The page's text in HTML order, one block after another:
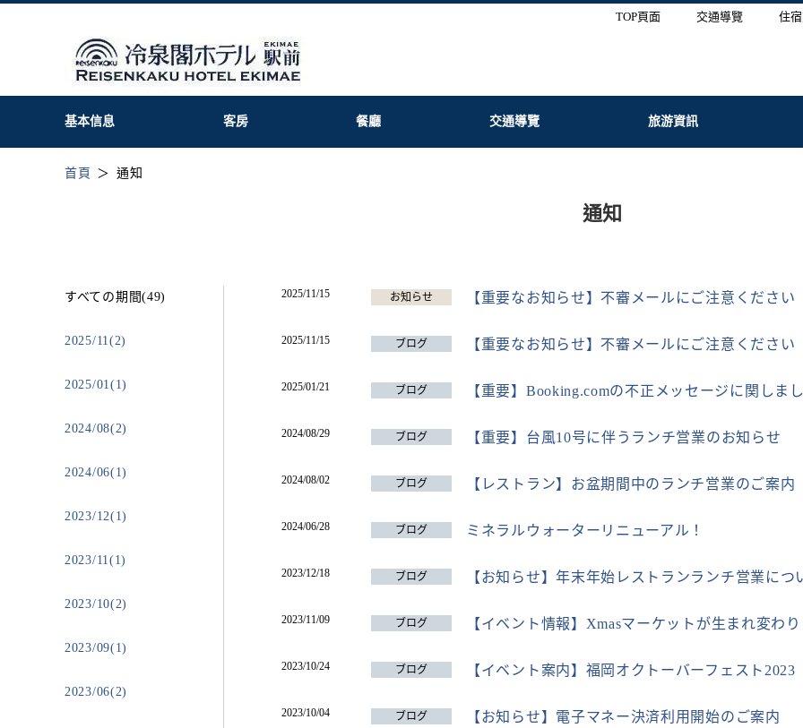
TOP頁面 交通導覽 住
基本信息 客房 餐廳 交通導覽 旅游資訊
首頁 通知
通知
すべての期間(49)
2025/11(2)
2025/01(1)
2024/08(2)
2024/06(1)
2023/12(1)
2023/11(1)
2023/10(2)
2023/09(1)
2023/06(2)
2025/11/15 お知らせ 【重要なお知らせ】不審メールにご注意ください
2025/11/15 ブログ 【重要なお知らせ】不審メールにご注意ください
2025/01/21 ブログ 【重要】Booking.comの不正メッセージに関しま
2024/08/29 ブログ 【重要】台風10号に伴うランチ営業のお知らせ
2024/08/02 ブログ 【レストラン】お盆期間中のランチ営業のご案内
2024/06/28 ブログ ミネラルウォーターリニューアル！
2023/12/18 ブログ 【お知らせ】年末年始レストランランチ営業につ
2023/11/09 ブログ 【イベント情報】Xmasマーケットが生まれ変わり
2023/10/24 ブログ 【イベント案内】福岡オクトーバーフェスト2023
2023/10/04 ブログ 【お知らせ】電子マネー決済利用開始のご案内